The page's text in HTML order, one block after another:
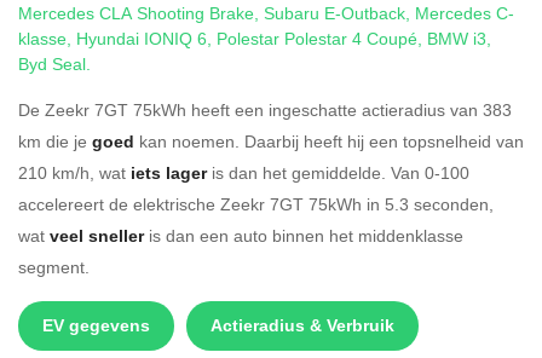
Mercedes CLA Shooting Brake, Subaru E-Outback, Mercedes C-
klasse, Hyundai IONIQ 6, Polestar Polestar 4 Coupé, BMW i3,
Byd Seal.
De Zeekr 7GT 75kWh heeft een ingeschatte actieradius van 383
km die je goed kan noemen. Daarbij heeft hij een topsnelheid van
210 km/h, wat iets lageris dan het gemiddelde. Van 0-100
accelereert de elektrische Zeekr 7GT 75kWh in 5.3 seconden,
wat veel snelleris dan een auto binnen het middenklasse
segment.
EV gegevens Actieradius & Verbruik